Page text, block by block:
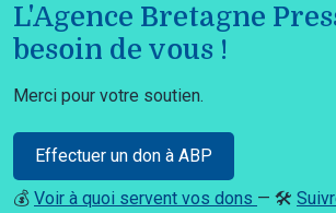
L'Agence Bretagne
besoin de vous !
Merci pour votre soutien.
Effectuer un don à ABP
💰 Voir à quoi servent vos dons — 🛠️